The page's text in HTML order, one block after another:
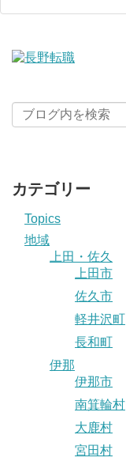
カテゴリー
Topics
地域
上田・佐久
上田市
佐久市
軽井沢町
長和町
伊那
伊那市
南箕輪村
大鹿村
宮田村